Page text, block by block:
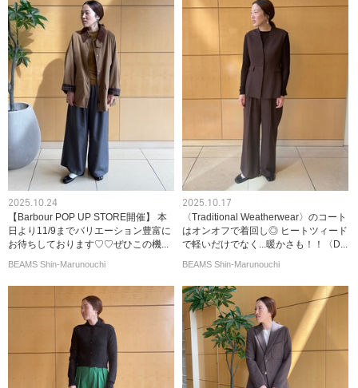
2025.10.24
【Barbour POP UP STORE開催】 本
日より11/9までバリエーション豊富に
お待ちしております♡♡ぜひこの機...
BEAMS Shin-Marunouchi
2025.10.17
〈Traditional Weatherwear〉のコート
はオンオフで着回し◎ ヒートツィード
で軽いだけでなく...暖かさも！！〈D...
BEAMS Shin-Marunouchi